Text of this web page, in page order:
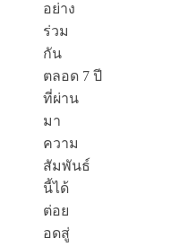
อย่าง
ร่วม
กัน
ตลอด 7 ปี
ที่ผ่าน
มา
ความ
สัมพันธ์
นี้ได้
ต่อย
อดสู่